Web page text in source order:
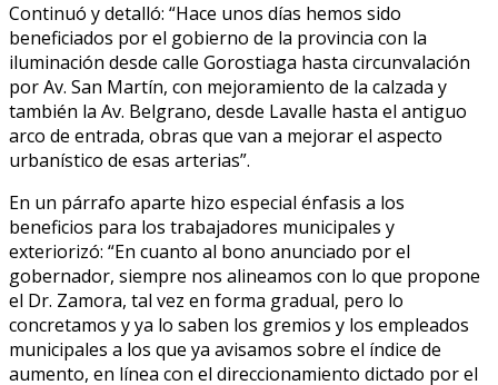
Continuó y detalló: “Hace unos días hemos sido
beneficiados por el gobierno de la provincia con la
iluminación desde calle Gorostiaga hasta circunvalación
por Av. San Martín, con mejoramiento de la calzada y
también la Av. Belgrano, desde Lavalle hasta el antiguo
arco de entrada, obras que van a mejorar el aspecto
urbanístico de esas arterias”.
En un párrafo aparte hizo especial énfasis a los
beneficios para los trabajadores municipales y
exteriorizó: “En cuanto al bono anunciado por el
gobernador, siempre nos alineamos con lo que propone
el Dr. Zamora, tal vez en forma gradual, pero lo
concretamos y ya lo saben los gremios y los empleados
municipales a los que ya avisamos sobre el índice de
aumento, en línea con el direccionamiento dictado por el